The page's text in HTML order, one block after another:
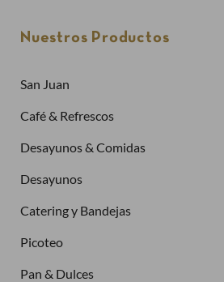
Nuestros Productos
San Juan
Café & Refrescos
Desayunos & Comidas
Desayunos
Catering y Bandejas
Picoteo
Pan & Dulces